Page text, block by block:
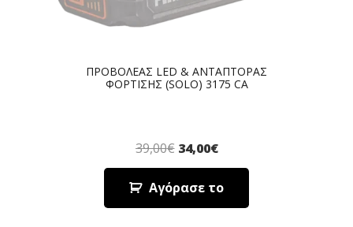
ΠΡΟΒΟΛΕΑΣ LED & ΑΝΤΑΠΤΟΡΑΣ
ΦΟΡΤΙΣΗΣ (SOLO) 3175 CA
39,00€ 34,00€
Αγόρασε το